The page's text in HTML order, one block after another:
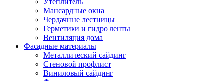
Мансардные окна
Чердачные лестницы
Герметики и гидро ленты
Вентиляция дома
Фасадные материалы
Металлический сайдинг
Стеновой профлист
Виниловый сайдинг